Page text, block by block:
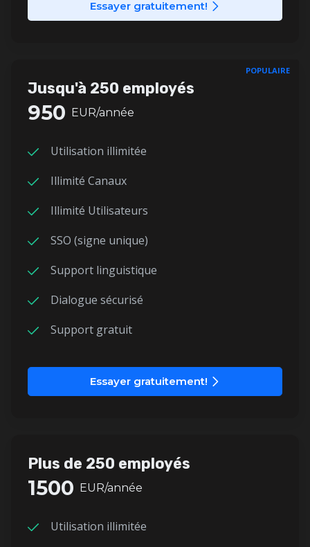
Essayer gratuitement!
POPULAIRE
Jusqu'à 250 employés
950 EUR/année
Utilisation illimitée
Illimité Canaux
Illimité Utilisateurs
SSO (signe unique)
Support linguistique
Dialogue sécurisé
Support gratuit
Essayer gratuitement!
Plus de 250 employés
1500 EUR/année
Utilisation illimitée